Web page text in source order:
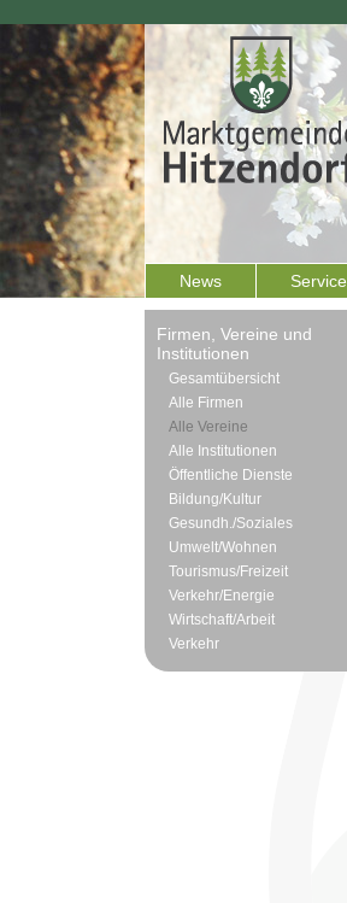
News Service
Firmen, Vereine und
Institutionen
Gesamtübersicht
Alle Firmen
Alle Vereine
Alle Institutionen
Öffentliche Dienste
Bildung/Kultur
Gesundh./Soziales
Umwelt/Wohnen
Tourismus/Freizeit
Verkehr/Energie
Wirtschaft/Arbeit
Verkehr